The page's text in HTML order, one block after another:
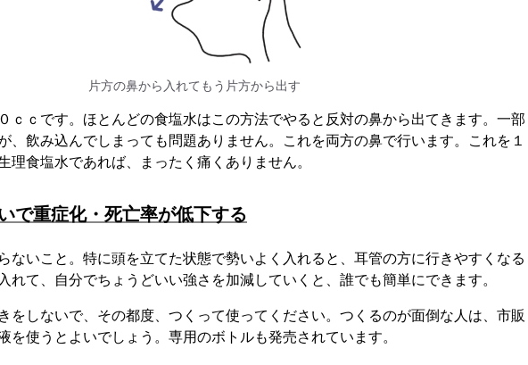
片方の鼻から入れてもう片方から出す
ｃｃです。ほとんどの食塩水はこの方法でやると反対の鼻から出てきます。一部
、飲み込んでしまっても問題ありません。これを両方の鼻で行います。これを１
理食塩水であれば、まったく痛くありません。
で重症化・死亡率が低下する
ないこと。特に頭を立てた状態で勢いよく入れると、耳管の方に行きやすくなる
れて、自分でちょうどいい強さを加減していくと、誰でも簡単にできます。
をしないで、その都度、つくって使ってください。つくるのが面倒な人は、市販
を使うとよいでしょう。専用のボトルも発売されています。